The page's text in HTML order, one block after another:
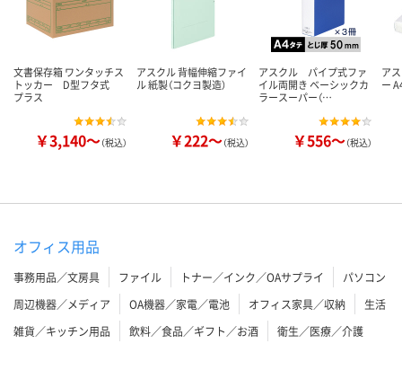
文書保存箱 ワンタッチス
トッカー D型フタ式
プラス
￥3,140～（税込）
アスクル 背幅伸縮ファイ
ル 紙製（コクヨ製造）
￥222～（税込）
アスクル パイプ式ファ
イル両開き ベーシックカ
ラースーパー（…
￥556～（税込）
ア
ー
オフィス用品
事務用品／文房具 ファイル トナー／インク／OAサプライ
パソコン
周辺機器／メディア
OA機器／家電／電池 オフィス家具／収納
生活
雑貨／キッチン用品
飲料／食品／ギフト／お酒 衛生／医療／介護